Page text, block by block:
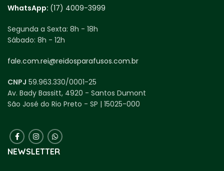
WhatsApp: (17) 4009-3999
Segunda a Sexta: 8h - 18h
Sábado: 8h - 12h
fale.com.rei@reidosparafusos.com.br
CNPJ 59.963.330/0001-25
Av. Bady Bassitt, 4920 - Santos Dumont
São José do Rio Preto - SP | 15025-000
NEWSLETTER